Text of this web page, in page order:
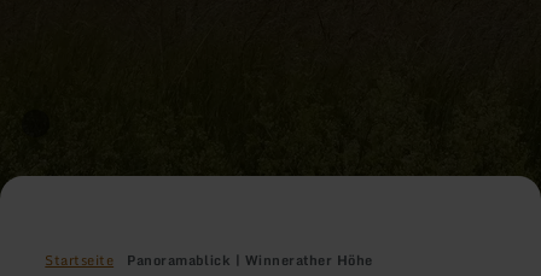
Startseite Panoramablick | Winnerather Höhe